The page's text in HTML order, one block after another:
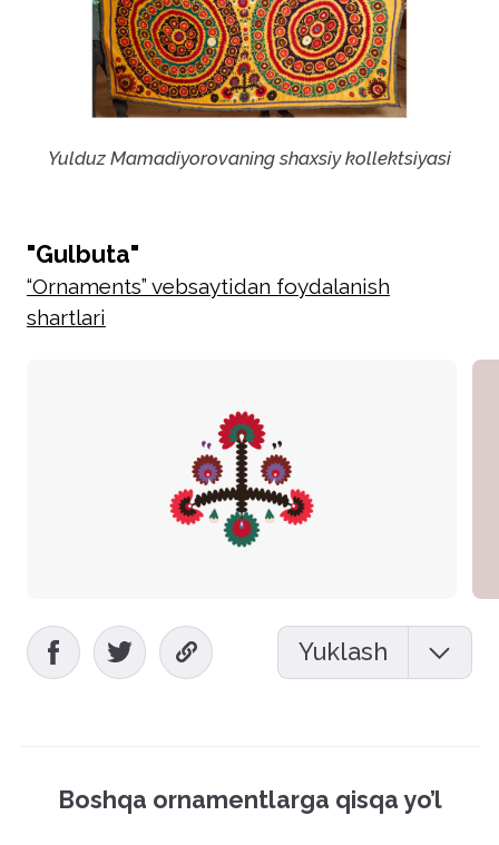
Yulduz Mamadiyorovaning shaxsiy kollektsiyasi
"Gulbuta"
“Ornaments” vebsaytidan foydalanish
shartlari
Yuklash
Rasmlar (PNG)
Boshqa ornamentlarga qisqa yo’l